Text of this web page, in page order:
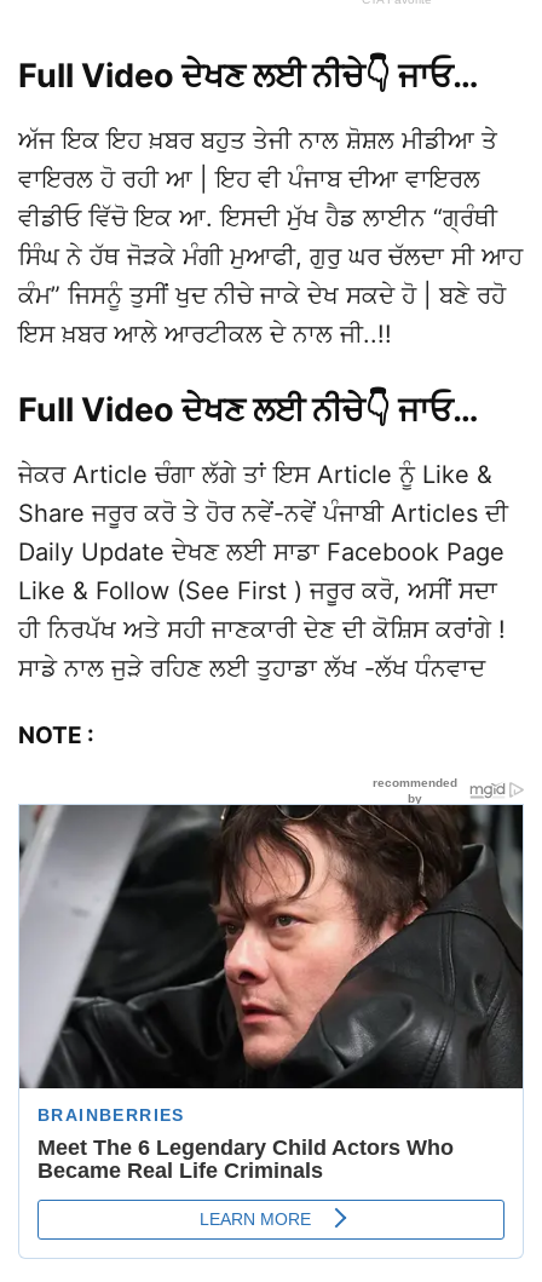
Full Video ਦੇਖਣ ਲਈ ਨੀਚੇ👇 ਜਾਓ…
ਅੱਜ ਇਕ ਇਹ ਖ਼ਬਰ ਬਹੁਤ ਤੇਜੀ ਨਾਲ ਸ਼ੋਸ਼ਲ ਮੀਡੀਆ ਤੇ
ਵਾਇਰਲ ਹੋ ਰਹੀ ਆ | ਇਹ ਵੀ ਪੰਜਾਬ ਦੀਆ ਵਾਇਰਲ
ਵੀਡੀਓ ਵਿੱਚੋ ਇਕ ਆ. ਇਸਦੀ ਮੁੱਖ ਹੈਡ ਲਾਈਨ “ਗ੍ਰੰਥੀ
ਸਿੰਘ ਨੇ ਹੱਥ ਜੋੜਕੇ ਮੰਗੀ ਮੁਆਫੀ, ਗੁਰੁ ਘਰ ਚੱਲਦਾ ਸੀ ਆਹ
ਕੰਮ” ਜਿਸਨੂੰ ਤੁਸੀਂ ਖੁਦ ਨੀਚੇ ਜਾਕੇ ਦੇਖ ਸਕਦੇ ਹੋ | ਬਣੇ ਰਹੋ
ਇਸ ਖ਼ਬਰ ਆਲੇ ਆਰਟੀਕਲ ਦੇ ਨਾਲ ਜੀ..!!
Full Video ਦੇਖਣ ਲਈ ਨੀਚੇ👇 ਜਾਓ…
ਜੇਕਰ Article ਚੰਗਾ ਲੱਗੇ ਤਾਂ ਇਸ Article ਨੂੰ Like &
Share ਜਰੂਰ ਕਰੋ ਤੇ ਹੋਰ ਨਵੇਂ-ਨਵੇਂ ਪੰਜਾਬੀ Articles ਦੀ
Daily Update ਦੇਖਣ ਲਈ ਸਾਡਾ Facebook Page
Like & Follow (See First ) ਜਰੂਰ ਕਰੋ, ਅਸੀਂ ਸਦਾ
ਹੀ ਨਿਰਪੱਖ ਅਤੇ ਸਹੀ ਜਾਣਕਾਰੀ ਦੇਣ ਦੀ ਕੋਸ਼ਿਸ ਕਰਾਂਗੇ !
ਸਾਡੇ ਨਾਲ ਜੁੜੇ ਰਹਿਣ ਲਈ ਤੁਹਾਡਾ ਲੱਖ -ਲੱਖ ਧੰਨਵਾਦ
NOTE :